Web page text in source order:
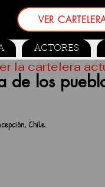
VER
ACTORES
de los
Chile.
la cartelera